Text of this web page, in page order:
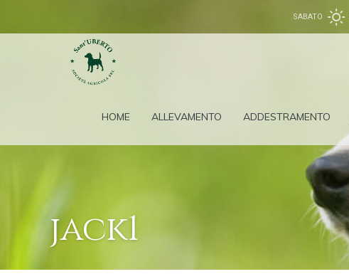
SABATO
HOME ALLEVAMENTO ADDESTRAMENTO
jack1